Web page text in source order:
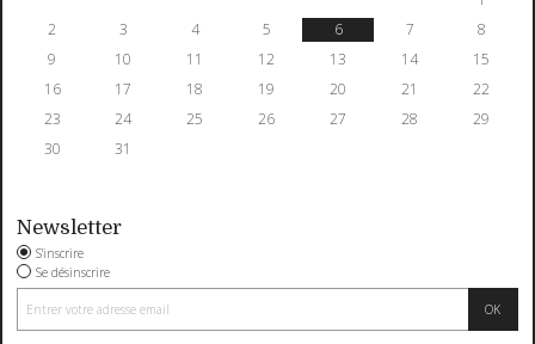
2
3 4 5 6 7
8
9
10 11 12 13 14
15
16
17 18 19 20 21
22
23
24 25 26 27 28
29
30
31
Newsletter
S'inscrire
Se désinscrire